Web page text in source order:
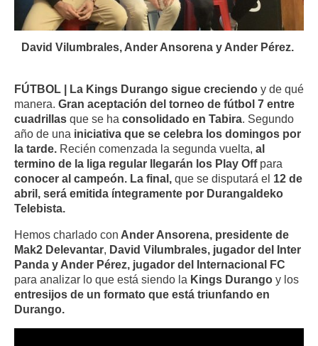
David Vilumbrales, Ander Ansorena y Ander Pérez.
FÚTBOL | La Kings Durango sigue creciendo y de qué
manera. Gran aceptación del torneo de fútbol 7 entre
cuadrillas que se ha consolidado en Tabira. Segundo
año de una iniciativa que se celebra los domingos por
la tarde. Recién comenzada la segunda vuelta, al
termino de la liga regular llegarán los Play Offpara
conocer al campeón. La final, que se disputará el 12 de
abril, será emitida íntegramente por Durangaldeko
Telebista.
Hemos charlado con Ander Ansorena, presidente de
Mak2 Delevantar, David Vilumbrales, jugador del Inter
Panda y Ander Pérez, jugador del Internacional FC
para analizar lo que está siendo la Kings Durango y los
entresijos de un formato que está triunfando en
Durango.